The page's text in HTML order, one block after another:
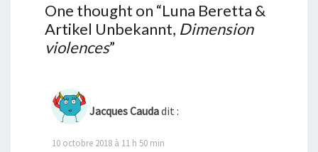
One thought on “Luna Beretta &
Artikel Unbekannt, Dimension
violences”
Jacques Caudadit :
10 octobre 2018 à 11 h 50 min